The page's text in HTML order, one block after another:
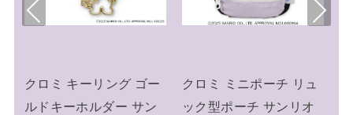
クロミ ミニポーチ リュ
ック型ポーチ サンリオ
クロミ キーリング ミニ
チュアニットチャーム
Pre
Nex